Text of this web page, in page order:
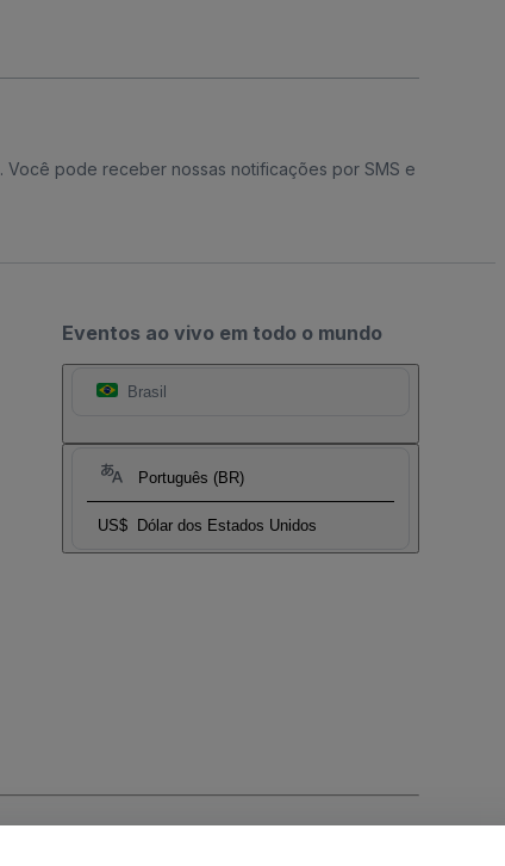
. Você pode receber nossas notificações por SMS e
Eventos ao vivo em todo o mundo
Brasil
Português (BR)
US$ Dólar dos Estados Unidos